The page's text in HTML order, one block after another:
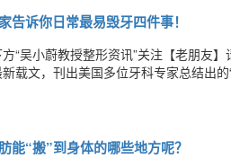
告诉你日常最易毁牙四件事！
方“吴小蔚教授整形资讯”关注【老朋友
载文，刊出美国多位牙科专家总结出
能“搬”到身体的哪些地方呢？